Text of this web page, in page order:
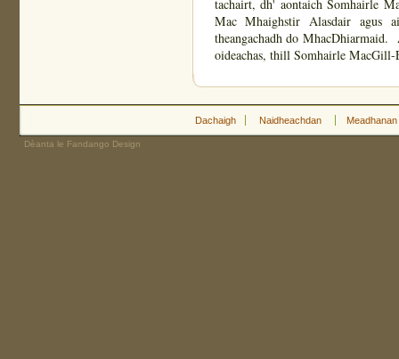
tachairt, dh' aontaich Somhairle
Mac Mhaighstir Alasdair agus
theangachadh do
oideachas, thill Somhairle MacGill-
Dachaigh Naidheachdan Meadhanan
Dèanta le Fandango Design